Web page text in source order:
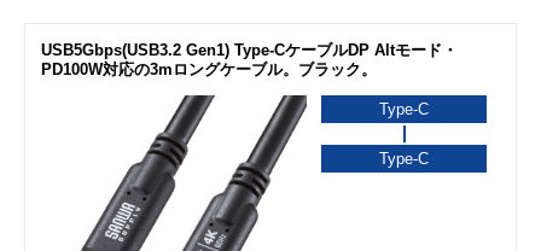
USB5Gbps(USB3.2 Gen1) Type-CケーブルDP Altモード・
PD100W対応の3mロングケーブル。ブラック。
Type-C
Type-C